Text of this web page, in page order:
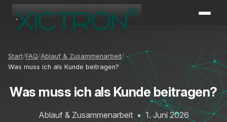
Start FAQ Ablauf & Zusammenarbeit
Was muss ich als Kunde beitragen?
Was muss ich als Kunde beitragen?
Ablauf & Zusammenarbeit • 1. Juni 2026
XICTRON